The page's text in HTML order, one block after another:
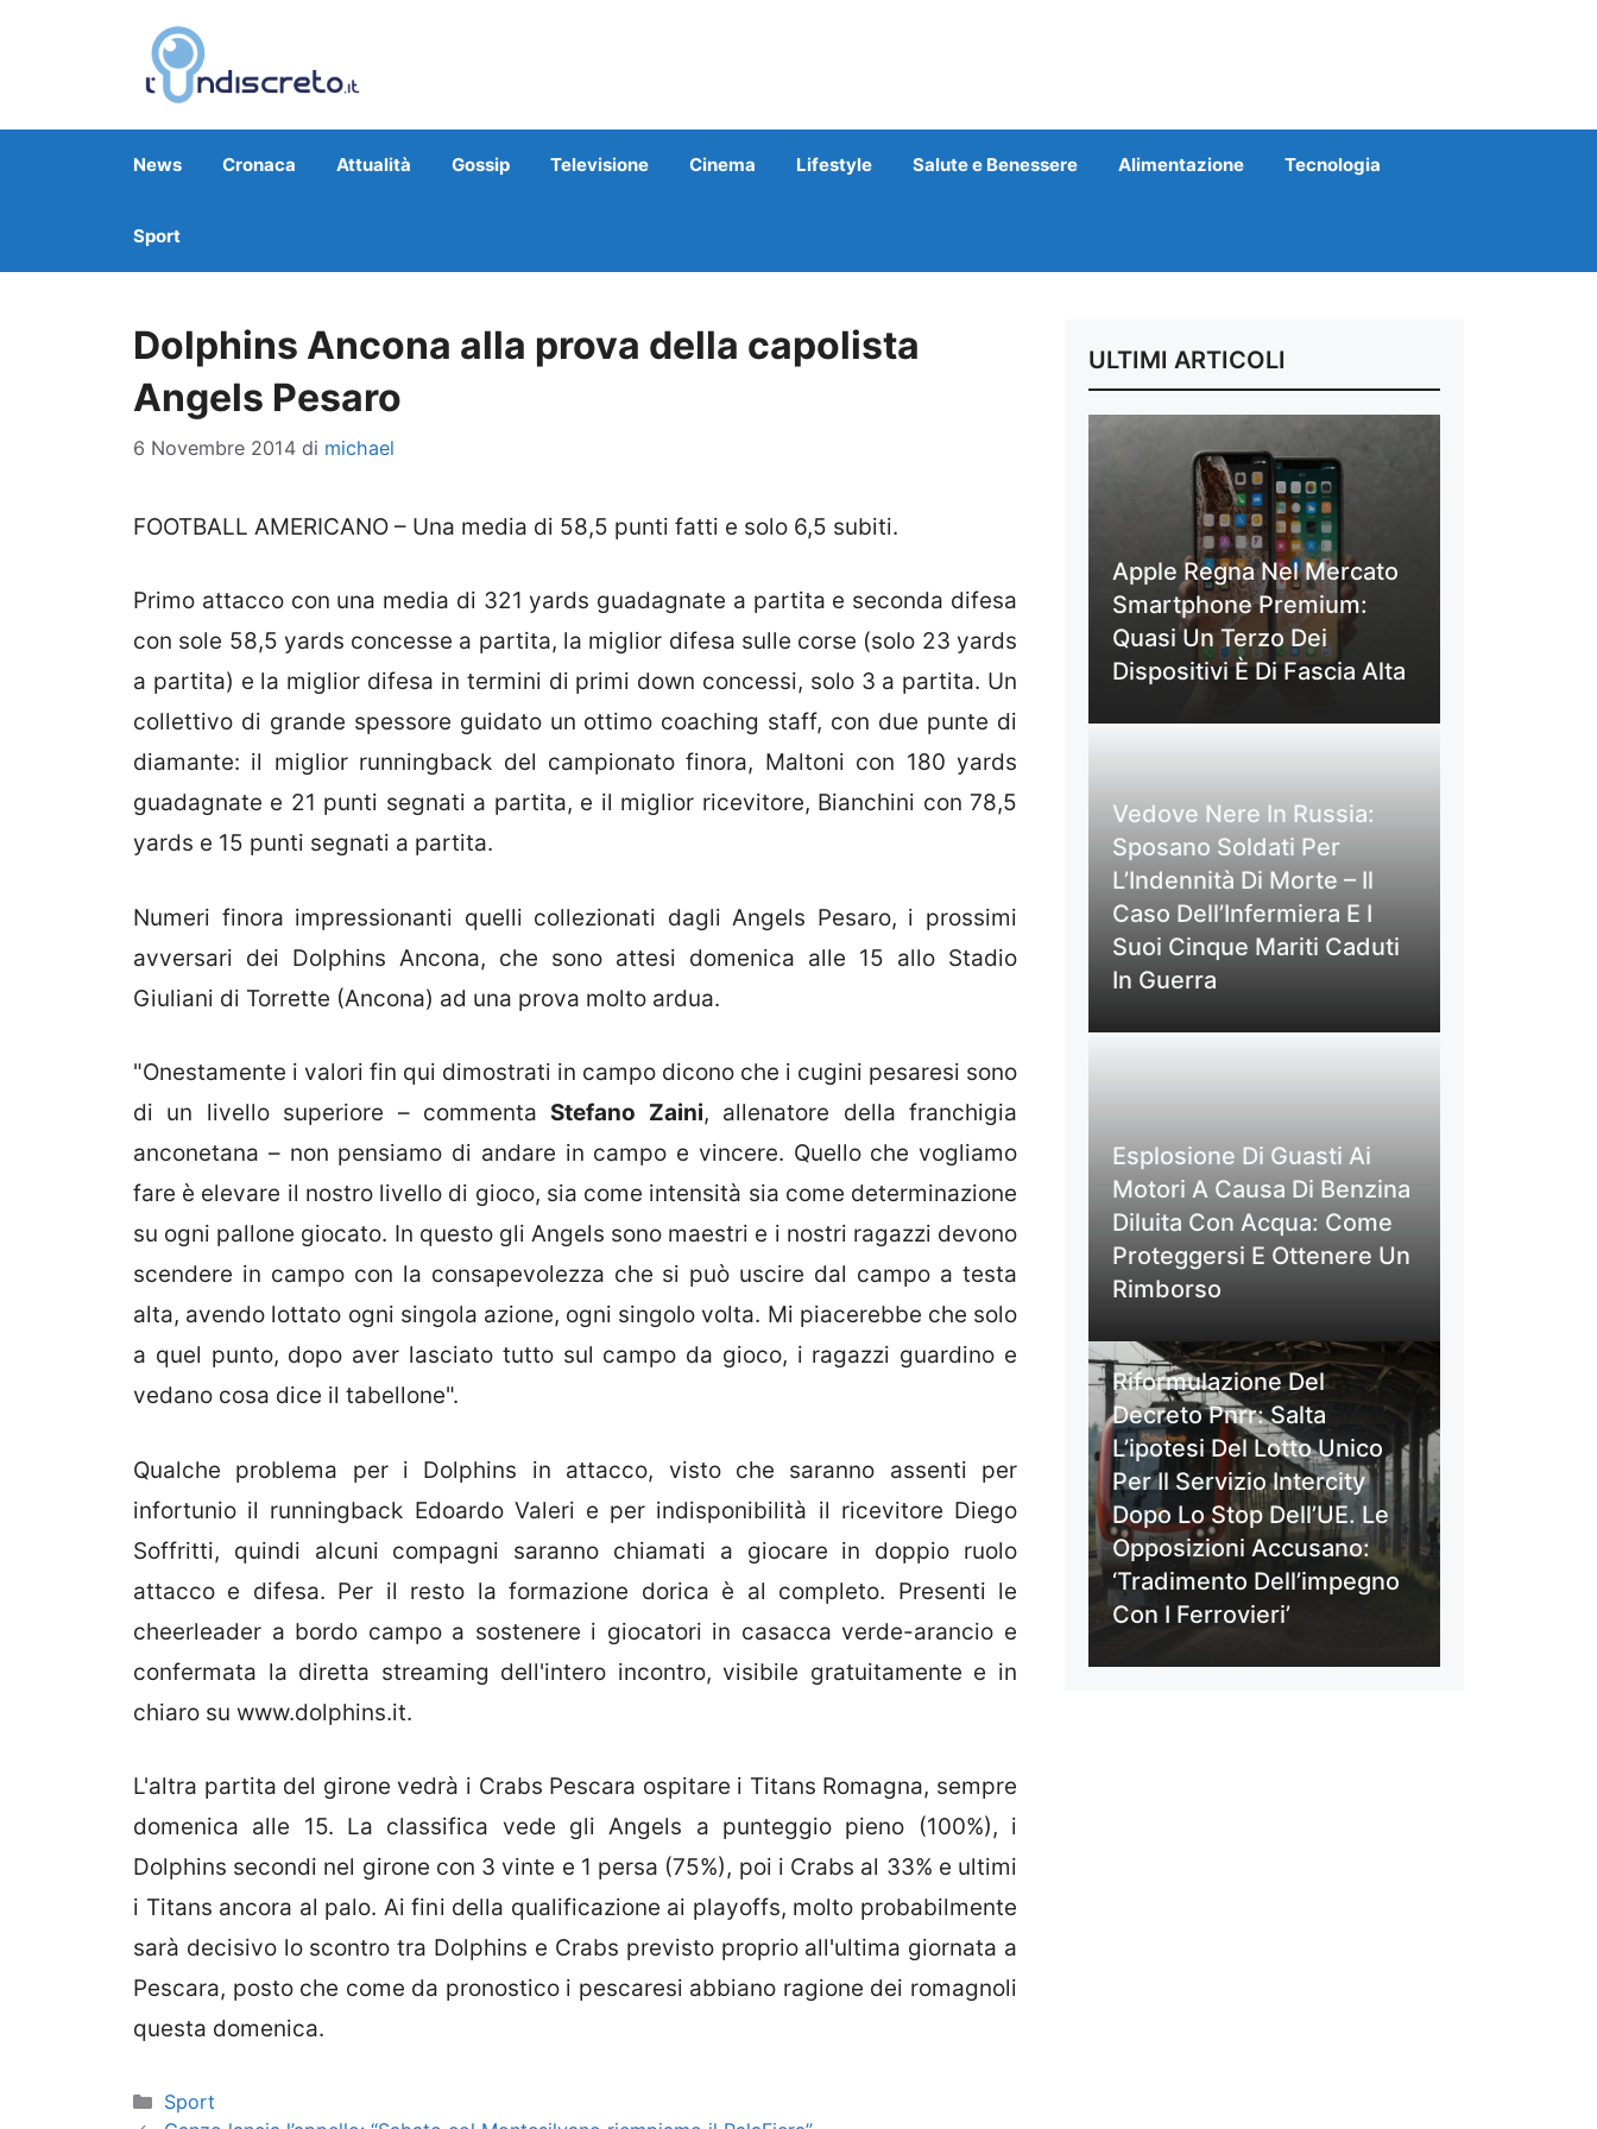
News Cronaca Attualità Gossip Televisione Cinema Lifestyle Salute e Benessere Alimentazione Tecnologia
Sport
Dolphins Ancona alla prova della capolista
Angels Pesaro
6 Novembre 2014 di michael
FOOTBALL AMERICANO – Una media di 58,5 punti fatti e solo 6,5 subiti.
Primo attacco con una media di 321 yards guadagnate a partita e seconda difesa
con sole 58,5 yards concesse a partita, la miglior difesa sulle corse (solo 23 yards
a partita) e la miglior difesa in termini di primi down concessi, solo 3 a partita. Un
collettivo di grande spessore guidato un ottimo coaching staff, con due punte di
diamante: il miglior runningback del campionato finora, Maltoni con 180 yards
guadagnate e 21 punti segnati a partita, e il miglior ricevitore, Bianchini con 78,5
yards e 15 punti segnati a partita.
Numeri finora impressionanti quelli collezionati dagli Angels Pesaro, i prossimi
avversari dei Dolphins Ancona, che sono attesi domenica alle 15 allo Stadio
Giuliani di Torrette (Ancona) ad una prova molto ardua.
"Onestamente i valori fin qui dimostrati in campo dicono che i cugini pesaresi sono
di un livello superiore – commenta Stefano Zaini, allenatore della franchigia
anconetana – non pensiamo di andare in campo e vincere. Quello che vogliamo
fare è elevare il nostro livello di gioco, sia come intensità sia come determinazione
su ogni pallone giocato. In questo gli Angels sono maestri e i nostri ragazzi devono
scendere in campo con la consapevolezza che si può uscire dal campo a testa
alta, avendo lottato ogni singola azione, ogni singolo volta. Mi piacerebbe che solo
a quel punto, dopo aver lasciato tutto sul campo da gioco, i ragazzi guardino e
vedano cosa dice il tabellone".
Qualche problema per i Dolphins in attacco, visto che saranno assenti per
infortunio il runningback Edoardo Valeri e per indisponibilità il ricevitore Diego
Soffritti, quindi alcuni compagni saranno chiamati a giocare in doppio ruolo
attacco e difesa. Per il resto la formazione dorica è al completo. Presenti le
cheerleader a bordo campo a sostenere i giocatori in casacca verde-arancio e
confermata la diretta streaming dell'intero incontro, visibile gratuitamente e in
chiaro su www.dolphins.it.
L'altra partita del girone vedrà i Crabs Pescara ospitare i Titans Romagna, sempre
domenica alle 15. La classifica vede gli Angels a punteggio pieno (100%), i
Dolphins secondi nel girone con 3 vinte e 1 persa (75%), poi i Crabs al 33% e ultimi
i Titans ancora al palo. Ai fini della qualificazione ai playoffs, molto probabilmente
sarà decisivo lo scontro tra Dolphins e Crabs previsto proprio all'ultima giornata a
Pescara, posto che come da pronostico i pescaresi abbiano ragione dei romagnoli
questa domenica.
Categorie
Sport
ULTIMI ARTICOLI
Apple Regna Nel Mercato
Smartphone Premium:
Quasi Un Terzo Dei
Dispositivi È Di Fascia Alta
Vedove Nere In Russia:
Sposano Soldati Per
L’Indennità Di Morte – Il
Caso Dell’Infermiera E I
Suoi Cinque Mariti Caduti
In Guerra
Esplosione Di Guasti Ai
Motori A Causa Di Benzina
Diluita Con Acqua: Come
Proteggersi E Ottenere Un
Rimborso
Riformulazione Del
Decreto Pnrr: Salta
L’ipotesi Del Lotto Unico
Per Il Servizio Intercity
Dopo Lo Stop Dell’UE. Le
Opposizioni Accusano:
‘Tradimento Dell’impegno
Con I Ferrovieri’